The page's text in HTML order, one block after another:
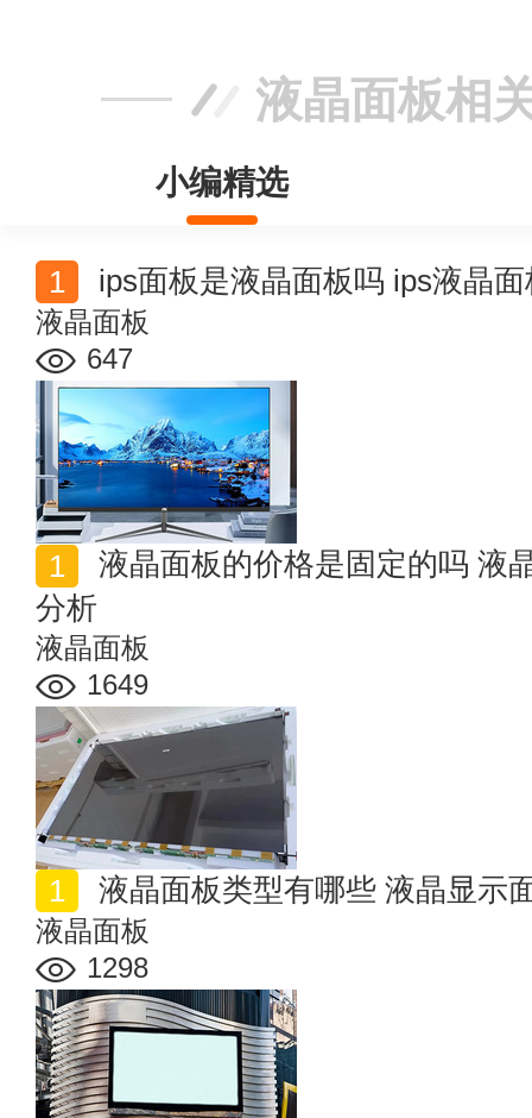
液晶面板相
小编精选
ips面板是液晶面板吗 ips液晶
液晶面板
647
分析
液晶面板
1649
液晶面板类型有哪些 液晶显示
液晶面板
1298